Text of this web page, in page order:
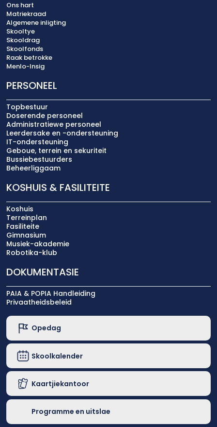
Ons hart
Matriekraad
Algemene inligting
Skooltye
Skooldrag
Skoolfonds
Raak betrokke
Menlo-Insig
PERSONEEL
Topbestuur
Doserende personeel
Administratiewe personeel
Leerdersake en -ondersteuning
IT-ondersteuning
Geboue, terrein en sekuriteit
Bussiebestuurders
Beheerliggaam
KOSHUIS & FASILITEITE
Koshuis
Terreinplan
Fasiliteite
Gimnasium
Musiek-akademie
Robotika-klub
DOKUMENTASIE
PAIA & POPIA Handleiding
Privaatheidsbeleid
Opedag
Skoolkalender
Kaartjiekantoor
Programme en uitslae